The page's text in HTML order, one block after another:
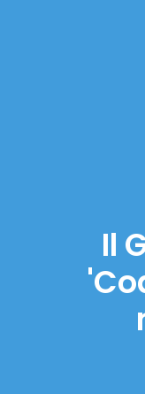
Il